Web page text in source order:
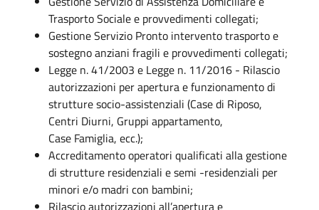
Trasporto Sociale e provvedimenti collegati;
Gestione Servizio Pronto intervento trasporto e
sostegno anziani fragili e provvedimenti collegati;
Legge n. 41/2003 e Legge n. 11/2016 - Rilascio
autorizzazioni per apertura e funzionamento di
strutture socio-assistenziali (Case di Riposo,
Centri Diurni, Gruppi appartamento,
Case Famiglia, ecc.);
Accreditamento operatori qualificati alla gestione
di strutture residenziali e semi -residenziali per
minori e/o madri con bambini;
Rilascio autorizzazioni all’apertura e